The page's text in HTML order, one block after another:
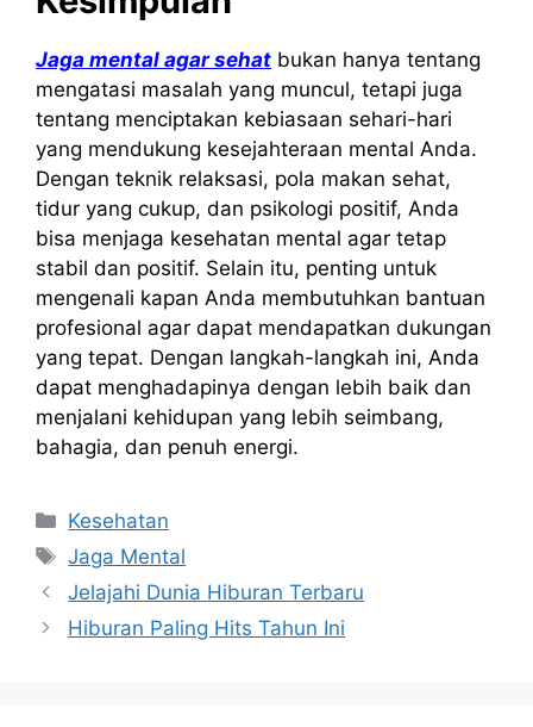
Jaga mental agar sehat bukan hanya tentang
mengatasi masalah yang muncul, tetapi juga
tentang menciptakan kebiasaan sehari-hari
yang mendukung kesejahteraan mental Anda.
Dengan teknik relaksasi, pola makan sehat,
tidur yang cukup, dan psikologi positif, Anda
bisa menjaga kesehatan mental agar tetap
stabil dan positif. Selain itu, penting untuk
mengenali kapan Anda membutuhkan bantuan
profesional agar dapat mendapatkan dukungan
yang tepat. Dengan langkah-langkah ini, Anda
dapat menghadapinya dengan lebih baik dan
menjalani kehidupan yang lebih seimbang,
bahagia, dan penuh energi.
Kategori
Kesehatan
Tag
Jaga Mental
Jelajahi Dunia Hiburan Terbaru
Hiburan Paling Hits Tahun Ini